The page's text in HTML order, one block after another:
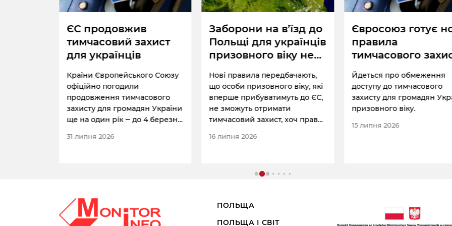
ЄС продовжив
тимчасовий захист
для українців
Країни Європейського Союзу
офіційно погодили
продовження тимчасового
захисту для громадян України
ще на один рік ‒ до 4 березня
31 липня 2026
Заборони на в’їзд до
Польщі для українців
призовного віку не
Нові правила передбачають,
що особи призовного віку, які
вперше прибуватимуть до ЄС,
не зможуть отримати
тимчасовий захист, хоч право
збережуть.
16 липня 2026
Євросоюз готує
правила
тимчасового
для українців
Йдеться про обмеження
доступу до тимчасового
захисту для громадян
призовного віку.
15 липня 2026
ПОЛЬЩА
ПОЛЬЩА І СВІТ